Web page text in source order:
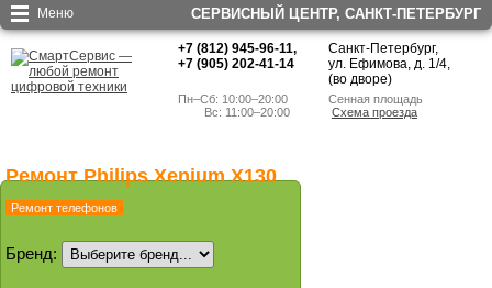
СЕРВИСНЫЙ ЦЕНТР, CАНКТ-ПЕТЕРБУРГ
+7 (812) 945-96-11,
+7 (905) 202-41-14
Санкт-Петербург,
ул. Ефимова, д. 1/4,
(во дворе)
Пн–Сб: 10:00–20:00
Вс: 11:00–20:00
Сенная площадь
Схема проезда
Меню
Ремонт Philips Xenium X130
Ремонт телефонов
Бренд: